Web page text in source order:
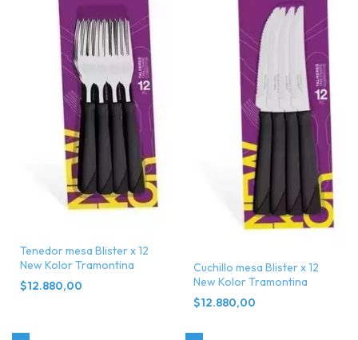
Tenedor mesa Blister x 12
New Kolor Tramontina
$12.880,00
Cuchillo mesa Blister x 12
New Kolor Tramontina
$12.880,00